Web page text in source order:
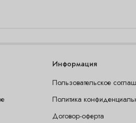
Информация
Пользовательское
Политика
Договор-оферта